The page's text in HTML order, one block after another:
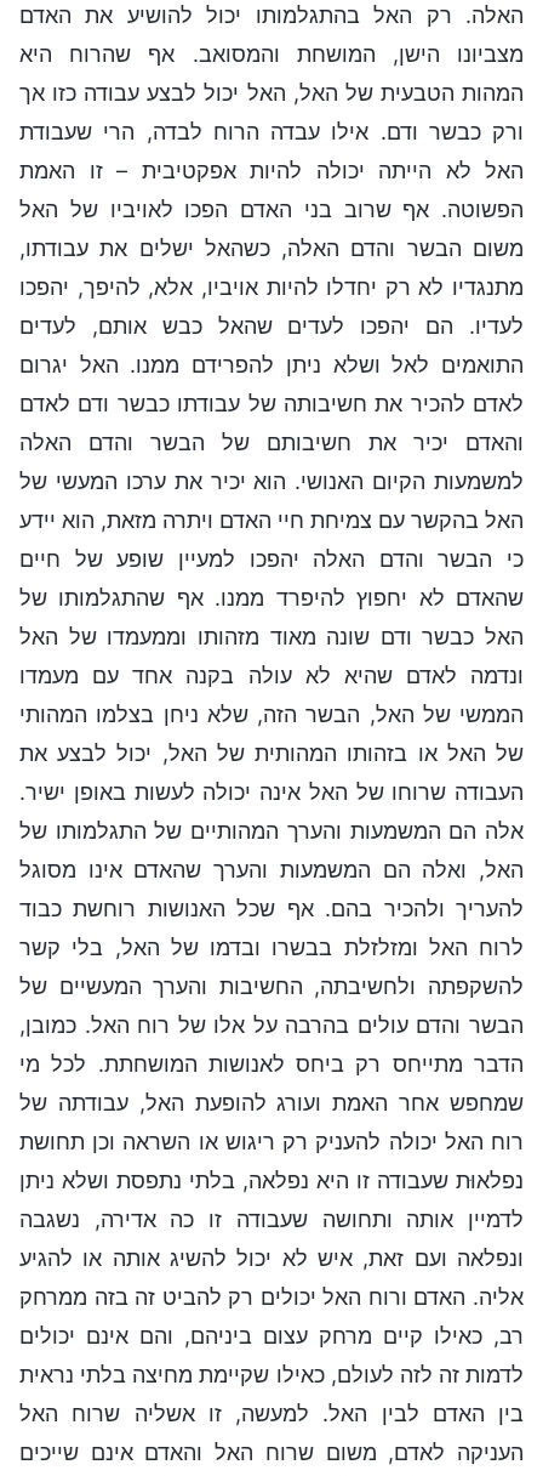
האלה. רק האל בהתגלמותו יכול להושיע את האדם
מצביונו הישן, המושחת והמסואב. אף שהרוח היא
המהות הטבעית של האל, האל יכול לבצע עבודה כזו אך
ורק כבשר ודם. אילו עבדה הרוח לבדה, הרי שעבודת
האל לא הייתה יכולה להיות אפקטיבית – זו האמת
הפשוטה. אף שרוב בני האדם הפכו לאויביו של האל
משום הבשר והדם האלה, כשהאל ישלים את עבודתו,
מתנגדיו לא רק יחדלו להיות אויביו, אלא, להיפך, יהפכו
לעדיו. הם יהפכו לעדים שהאל כבש אותם, לעדים
התואמים לאל ושלא ניתן להפרידם ממנו. האל יגרום
לאדם להכיר את חשיבותה של עבודתו כבשר ודם לאדם
והאדם יכיר את חשיבותם של הבשר והדם האלה
למשמעות הקיום האנושי. הוא יכיר את ערכו המעשי של
האל בהקשר עם צמיחת חיי האדם ויתרה מזאת, הוא יידע
כי הבשר והדם האלה יהפכו למעיין שופע של חיים
שהאדם לא יחפוץ להיפרד ממנו. אף שהתגלמותו של
האל כבשר ודם שונה מאוד מזהותו וממעמדו של האל
ונדמה לאדם שהיא לא עולה בקנה אחד עם מעמדו
הממשי של האל, הבשר הזה, שלא ניחן בצלמו המהותי
של האל או בזהותו המהותית של האל, יכול לבצע את
העבודה שרוחו של האל אינה יכולה לעשות באופן ישיר.
אלה הם המשמעות והערך המהותיים של התגלמותו של
האל, ואלה הם המשמעות והערך שהאדם אינו מסוגל
להעריך ולהכיר בהם. אף שכל האנושות רוחשת כבוד
לרוח האל ומזלזלת בבשרו ובדמו של האל, בלי קשר
להשקפתה ולחשיבתה, החשיבות והערך המעשיים של
הבשר והדם עולים בהרבה על אלו של רוח האל. כמובן,
הדבר מתייחס רק ביחס לאנושות המושחתת. לכל מי
שמחפש אחר האמת ועורג להופעת האל, עבודתה של
רוח האל יכולה להעניק רק ריגוש או השראה וכן תחושת
נפלאוּת שעבודה זו היא נפלאה, בלתי נתפסת ושלא ניתן
לדמיין אותה ותחושה שעבודה זו כה אדירה, נשגבה
ונפלאה ועם זאת, איש לא יכול להשיג אותה או להגיע
אליה. האדם ורוח האל יכולים רק להביט זה בזה ממרחק
רב, כאילו קיים מרחק עצום ביניהם, והם אינם יכולים
לדמות זה לזה לעולם, כאילו שקיימת מחיצה בלתי נראית
בין האדם לבין האל. למעשה, זו אשליה שרוח האל
העניקה לאדם, משום שרוח האל והאדם אינם שייכים